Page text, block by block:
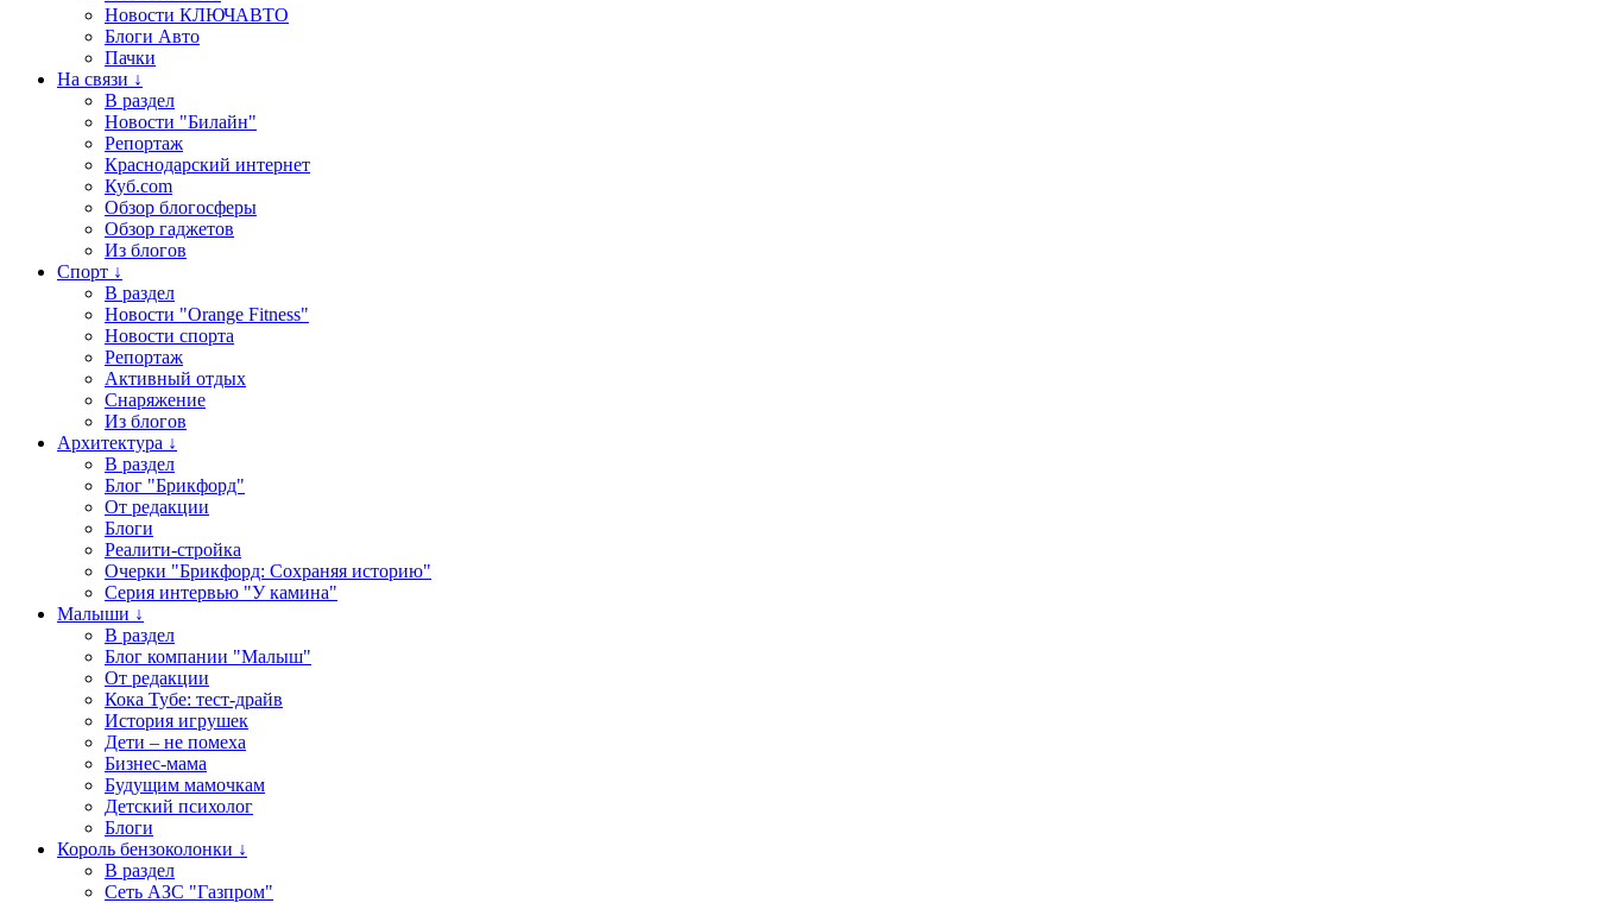
Новости КЛЮЧАВТО
Блоги Авто
Пачки
На связи ↓
В раздел
Новости "Билайн"
Репортаж
Краснодарский интернет
Куб.com
Обзор блогосферы
Обзор гаджетов
Из блогов
Спорт ↓
В раздел
Новости "Orange Fitness"
Новости спорта
Репортаж
Активный отдых
Снаряжение
Из блогов
Архитектура ↓
В раздел
Блог "Брикфорд"
От редакции
Блоги
Реалити-стройка
Очерки "Брикфорд: Сохраняя историю"
Серия интервью "У камина"
Малыши ↓
В раздел
Блог компании "Малыш"
От редакции
Кока Тубе: тест-драйв
История игрушек
Дети – не помеха
Бизнес-мама
Будущим мамочкам
Детский психолог
Блоги
Король бензоколонки ↓
В раздел
Сеть АЗС "Газпром"